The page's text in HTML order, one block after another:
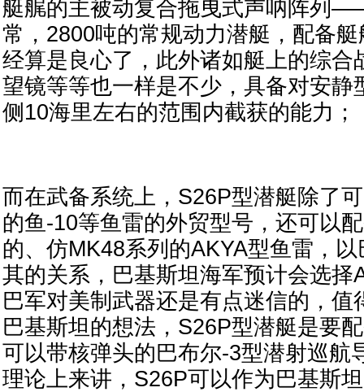
艇艉的主被动复合拖曳式声呐阵列
常，2800吨的常规动力潜艇，配备
经算是良心了，此外诸如艇上的综合
望镜等等也一样是不少，具备对安静
侧10海里左右的范围内截获的能力；
而在武备系统上，S26P型潜艇除了
的鱼-10等鱼雷的外贸型号，还可以
的、仿MK48系列的AKYA型鱼雷，
其的关系，巴基斯坦海军预计会选择
巴军对美制武器还是有点迷信的，值
巴基斯坦的想法，S26P型潜艇是要
可以带核弹头的巴布尔-3型潜射巡航
理论上来讲，S26P可以作为巴基斯